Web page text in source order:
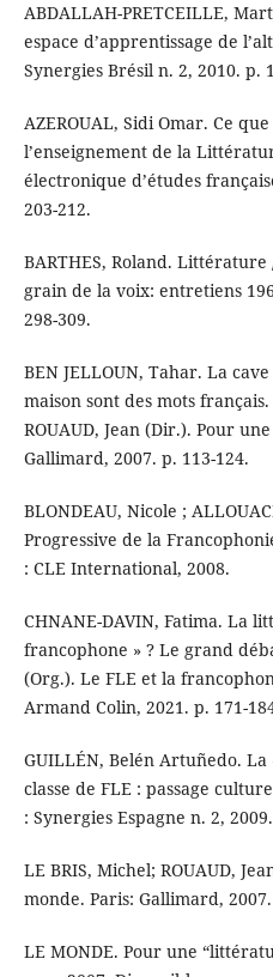
ABDALLAH-PRETCEILLE,
espace d’apprentissage de
Synergies Brésil n. 2, 2010. p.
AZEROUAL, Sidi Omar. Ce
l’enseignement de la
électronique d’études
203-212.
BARTHES, Roland. Littérature
grain de la voix: entretiens
298-309.
BEN JELLOUN, Tahar. La
maison sont des mots
ROUAUD, Jean (Dir.). Pour
Gallimard, 2007. p. 113-124.
BLONDEAU, Nicole ;
Progressive de la
: CLE International, 2008.
CHNANE-DAVIN, Fatima. La
francophone » ? Le grand
(Org.). Le FLE et la
Armand Colin, 2021. p. 171-
GUILLÉN, Belén Artuñedo.
classe de FLE : passage
: Synergies Espagne n. 2,
LE BRIS, Michel; ROUAUD,
monde. Paris: Gallimard, 2007.
LE MONDE. Pour une